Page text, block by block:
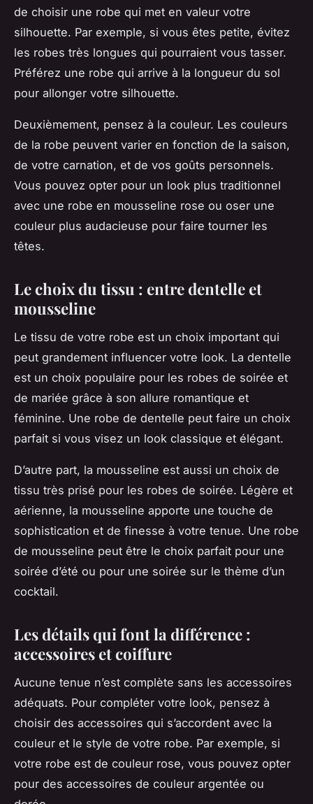
de choisir une robe qui met en valeur votre
silhouette. Par exemple, si vous êtes petite, évitez
les robes très longues qui pourraient vous tasser.
Préférez une robe qui arrive à la longueur du sol
pour allonger votre silhouette.
Deuxièmement, pensez à la couleur. Les couleurs
de la robe peuvent varier en fonction de la saison,
de votre carnation, et de vos goûts personnels.
Vous pouvez opter pour un look plus traditionnel
avec une robe en mousseline rose ou oser une
couleur plus audacieuse pour faire tourner les
têtes.
Le choix du tissu : entre dentelle et
mousseline
Le tissu de votre robe est un choix important qui
peut grandement influencer votre look. La dentelle
est un choix populaire pour les robes de soirée et
de mariée grâce à son allure romantique et
féminine. Une robe de dentelle peut faire un choix
parfait si vous visez un look classique et élégant.
D’autre part, la mousseline est aussi un choix de
tissu très prisé pour les robes de soirée. Légère et
aérienne, la mousseline apporte une touche de
sophistication et de finesse à votre tenue. Une robe
de mousseline peut être le choix parfait pour une
soirée d’été ou pour une soirée sur le thème d’un
cocktail.
Les détails qui font la différence :
accessoires et coiffure
Aucune tenue n’est complète sans les accessoires
adéquats. Pour compléter votre look, pensez à
choisir des accessoires qui s’accordent avec la
couleur et le style de votre robe. Par exemple, si
votre robe est de couleur rose, vous pouvez opter
pour des accessoires de couleur argentée ou